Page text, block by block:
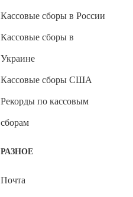
Кассовые сборы в России
Кассовые сборы в
Украине
Кассовые сборы США
Рекорды по кассовым
сборам
РАЗНОЕ
Почта